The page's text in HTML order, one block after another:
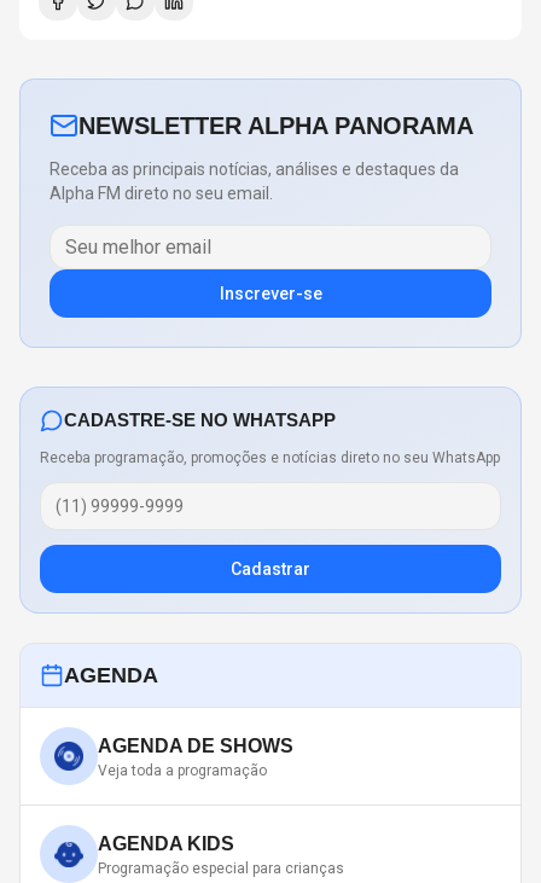
NEWSLETTER ALPHA PANORAMA
Receba as principais notícias, análises e destaques da
Alpha FM direto no seu email.
Inscrever-se
CADASTRE-SE NO WHATSAPP
Receba programação, promoções e notícias direto no seu WhatsApp
Cadastrar
AGENDA
AGENDA DE SHOWS
Veja toda a programação
AGENDA KIDS
Programação especial para crianças